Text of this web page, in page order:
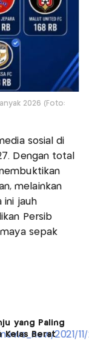
2026 (Foto:
sosial di
Dengan total
melainkan
ini jauh
Persib
sepak
yang Paling
Kelas Berat